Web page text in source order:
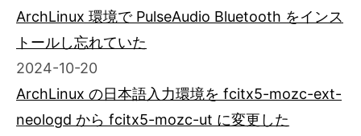
ArchLinux 環境で PulseAudio Bluetooth をインス
トールし忘れていた
2024-10-20
ArchLinux の日本語入力環境を fcitx5-mozc-ext-
neologd から fcitx5-mozc-ut に変更した